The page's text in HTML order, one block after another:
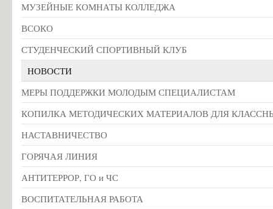
О порядке участия в ЕГЭ
Трудоустройство
Информация о закреплении за каждой группой отдельного
Памятки по безопасности
МУЗЕЙНЫЕ КОМНАТЫ КОЛЛЕДЖА
ВСОКО
СТУДЕНЧЕСКИЙ СПОРТИВНЫЙ КЛУБ
НОВОСТИ
МЕРЫ ПОДДЕРЖКИ МОЛОДЫМ СПЕЦИАЛИСТАМ
КОПИЛКА МЕТОДИЧЕСКИХ МАТЕРИАЛОВ ДЛЯ
НАСТАВНИЧЕСТВО
ГОРЯЧАЯ ЛИНИЯ
АНТИТЕРРОР, ГО и ЧС
ВОСПИТАТЕЛЬНАЯ РАБОТА